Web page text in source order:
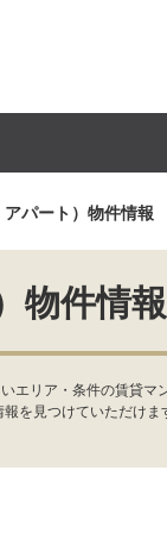
パート）物件情報
物件情報
エリア・条件の賃貸マ
を見つけていただけ